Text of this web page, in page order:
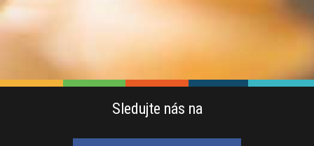
Sledujte nás na